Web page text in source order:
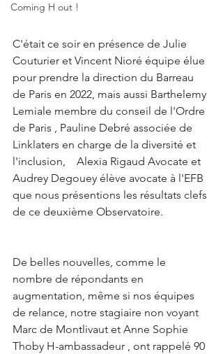
Coming H out !
C'était ce soir en présence de Julie
Couturier et Vincent Nioré équipe élue
pour prendre la direction du Barreau
de Paris en 2022, mais aussi Barthelemy
Lemiale membre du conseil de l'Ordre
de Paris , Pauline Debré associée de
Linklaters en charge de la diversité et
l'inclusion,    Alexia Rigaud Avocate et
Audrey Degouey élève avocate à l'EFB
que nous présentions les résultats clefs
de ce deuxième Observatoire.
De belles nouvelles, comme le
nombre de répondants en
augmentation, même si nos équipes
de relance, notre stagiaire non voyant
Marc de Montlivaut et Anne Sophie
Thoby H-ambassadeur , ont rappelé 90